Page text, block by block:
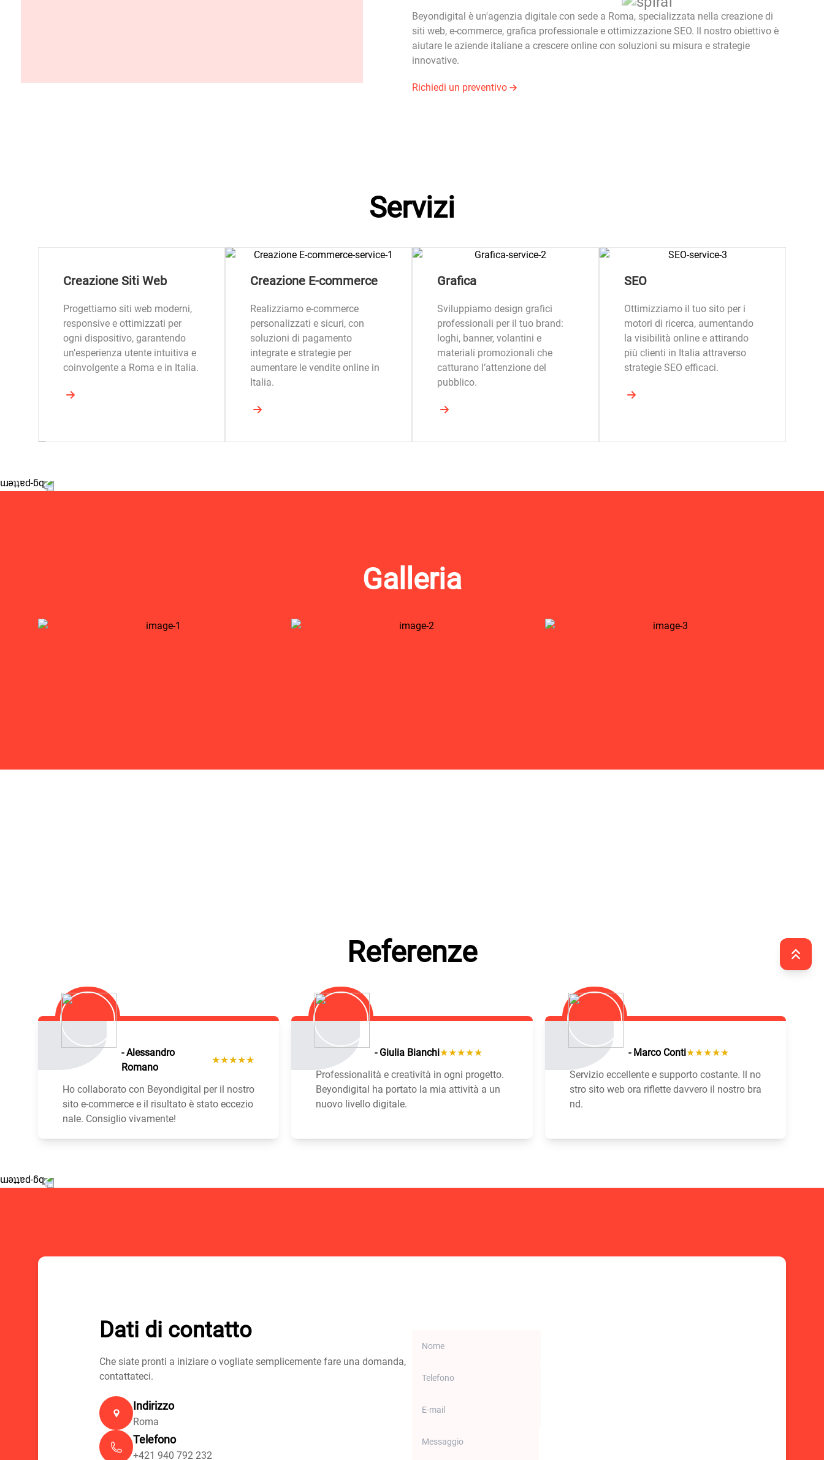
Beyondigital è un'agenzia digitale con sede a Roma, specializzata nella creazione di
siti web, e-commerce, grafica professionale e ottimizzazione SEO. Il nostro obiettivo è
aiutare le aziende italiane a crescere online con soluzioni su misura e strategie
innovative.
Richiedi un preventivo
Servizi
Creazione Siti Web
Progettiamo siti web moderni,
responsive e ottimizzati per
ogni dispositivo, garantendo
un’esperienza utente intuitiva e
coinvolgente a Roma e in Italia.
Creazione E-commerce
Realizziamo e-commerce
personalizzati e sicuri, con
soluzioni di pagamento
integrate e strategie per
aumentare le vendite online in
Italia.
Grafica
Sviluppiamo design grafici
professionali per il tuo brand:
loghi, banner, volantini e
materiali promozionali che
catturano l’attenzione del
pubblico.
SEO
Ottimizziamo il tuo sito per i
motori di ricerca, aumentando
la visibilità online e attirando
più clienti in Italia attraverso
strategie SEO efficaci.
Galleria
Referenze
- Alessandro
Romano
★★★★★
Ho collaborato con Beyondigital per il nostro
sito e-commerce e il risultato è stato eccezio
nale. Consiglio vivamente!
- Giulia Bianchi★★★★★
Professionalità e creatività in ogni progetto.
Beyondigital ha portato la mia attività a un
nuovo livello digitale.
- Marco Conti★★★★★
Servizio eccellente e supporto costante. Il no
stro sito web ora riflette davvero il nostro bra
nd.
Dati di contatto
Che siate pronti a iniziare o vogliate semplicemente fare una domanda,
contattateci.
Indirizzo
Roma
Telefono
+421 940 792 232